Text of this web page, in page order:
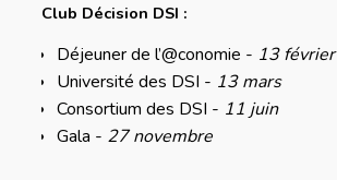
Club Décision DSI :
Déjeuner de l’@conomie - 13 février
Université des DSI - 13 mars
Consortium des DSI - 11 juin
Gala - 27 novembre